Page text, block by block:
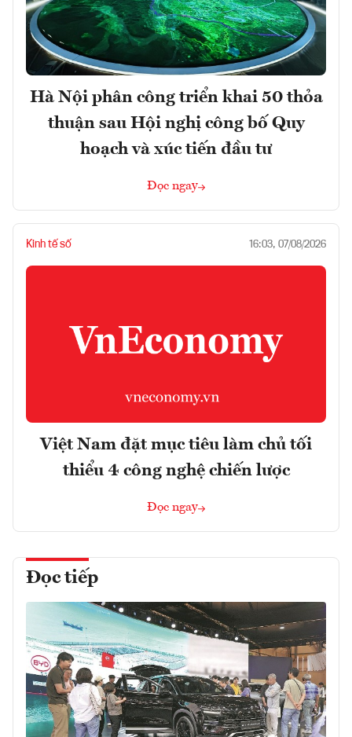
Hà Nội phân công triển khai 50 thỏa
thuận sau Hội nghị công bố Quy
hoạch và xúc tiến đầu tư
Đọc ngay
Kinh tế số 16:03, 07/08/2026
Việt Nam đặt mục tiêu làm chủ tối
thiểu 4 công nghệ chiến lược
Đọc ngay
Đọc tiếp